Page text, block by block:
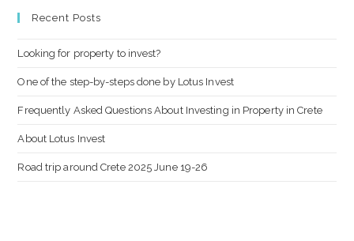
Recent Posts
Looking for property to invest?
One of the step-by-steps done by Lotus Invest
Frequently Asked Questions About Investing in Property in Crete
About Lotus Invest
Road trip around Crete 2025 June 19-26